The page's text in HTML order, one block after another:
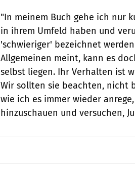
"In meinem Buch gehe ich nur
in ihrem Umfeld haben und
'schwieriger' bezeichnet
Allgemeinen meint, kann es
selbst liegen. Ihr Verhalten ist
Wir sollten sie beachten, nicht
wie ich es immer wieder
hinzuschauen und versuchen,